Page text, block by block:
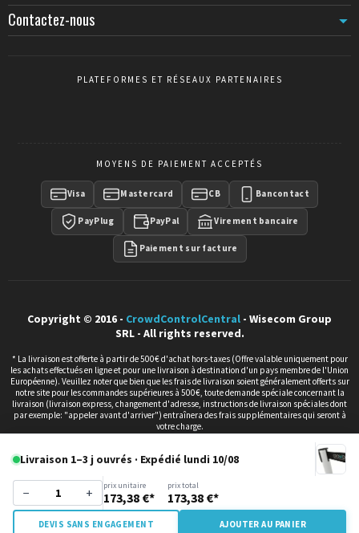
Livraison 1–3 j ouvrés · Expédié lundi 10/08
− + prix unitaire prix total
173,38 €* 173,38 €*
DEVIS SANS ENGAGEMENT AJOUTER AU PANIER
Contactez-nous
PLATEFORMES ET RÉSEAUX PARTENAIRES
MOYENS DE PAIEMENT ACCEPTÉS
Visa Mastercard CB Bancontact
PayPlug PayPal Virement bancaire
Paiement sur facture
Copyright © 2016 - CrowdControlCentral - Wisecom Group
SRL - All rights reserved.
* La livraison est offerte à partir de 500€ d'achat hors-taxes (Offre valable uniquement pour
les achats effectués en ligne et pour une livraison à destination d'un pays membre de l'Union
Européenne). Veuillez noter que bien que les frais de livraison soient généralement offerts sur
notre site pour les commandes supérieures à 500€, toute demande spéciale concernant la
livraison (livraison express, changement d'adresse, instructions de livraison spéciales dont
par exemple: "appeler avant d'arriver") entraînera des frais supplémentaires qui seront à
votre charge.
Tous les prix sont hors TVA.Ce site web s'adresse uniquement aux entreprises,
personnes morales et professions libérales qui utilisent les produits achetés
dans le cadre de leurs activités professionnelles.
Nous ne vendons pas aux
particuliers. Tous nos délais sont donnés à titre indicatif et sont exprimés en jours ouvrables.
De ce fait, ni réclamation, ni remboursement ne seront acceptés ou effectués en cas de retard
par rapport au délai indicatif. Pour tout besoin de livraison à une date impérative, merci de
contacter nos collaborateurs. Toute reproduction du contenu de ce site, même partielle est
strictement interdite sans accord préalable du propriétaire.